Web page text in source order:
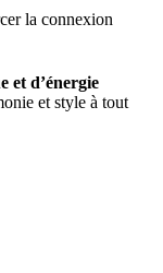
la connexion
et d’énergie
et style à tout